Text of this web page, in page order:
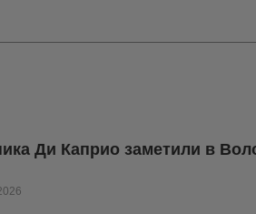
Ди Каприо заметили в